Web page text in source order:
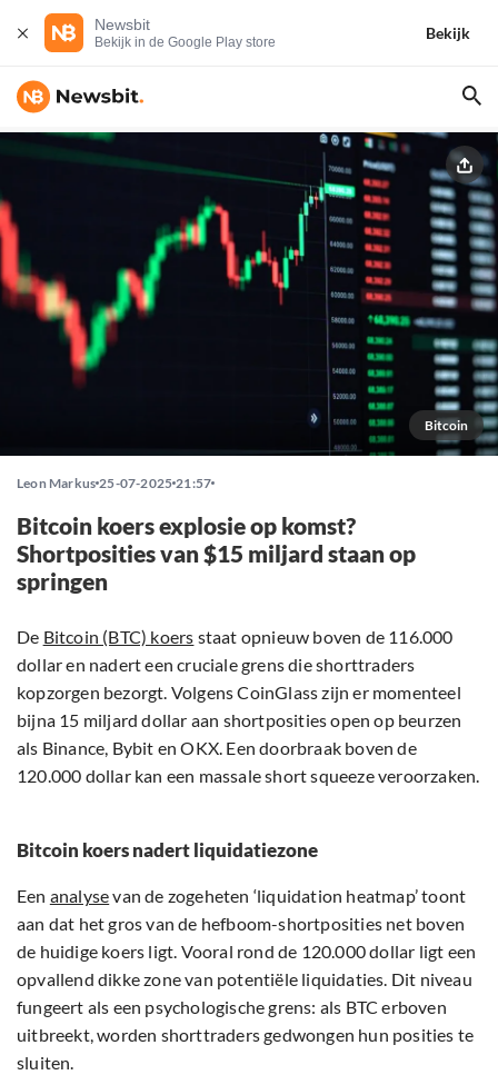
Newsbit
Bekijk in de Google Play store
Bekijk
Bitcoin
Leon Markus 25-07-2025 21:57
Bitcoin koers explosie op komst?
Shortposities van $15 miljard staan op
springen
De Bitcoin (BTC) koers staat opnieuw boven de 116.000
dollar en nadert een cruciale grens die shorttraders
kopzorgen bezorgt. Volgens CoinGlass zijn er momenteel
bijna 15 miljard dollar aan shortposities open op beurzen
als Binance, Bybit en OKX. Een doorbraak boven de
120.000 dollar kan een massale short squeeze veroorzaken.
Bitcoin koers nadert liquidatiezone
Een analysevan de zogeheten ‘liquidation heatmap’ toont
aan dat het gros van de hefboom-shortposities net boven
de huidige koers ligt. Vooral rond de 120.000 dollar ligt een
opvallend dikke zone van potentiële liquidaties. Dit niveau
fungeert als een psychologische grens: als BTC erboven
uitbreekt, worden shorttraders gedwongen hun posities te
sluiten.